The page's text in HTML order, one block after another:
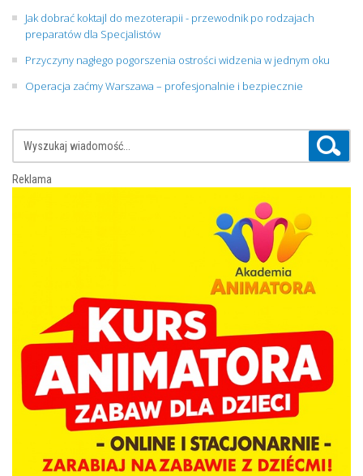
Jak dobrać koktajl do mezoterapii - przewodnik po rodzajach
preparatów dla Specjalistów
Przyczyny nagłego pogorszenia ostrości widzenia w jednym oku
Operacja zaćmy Warszawa – profesjonalnie i bezpiecznie
Reklama